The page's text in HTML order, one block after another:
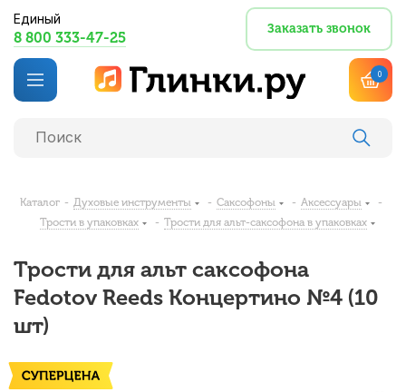
Единый
8 800 333-47-25
Заказать звонок
0
Каталог - Духовые инструменты - Саксофоны - Аксессуары
-
Трости в упаковках
- Трости для альт-саксофона в упаковках
Трости для альт саксофона
Fedotov Reeds Концертино №4 (10
шт)